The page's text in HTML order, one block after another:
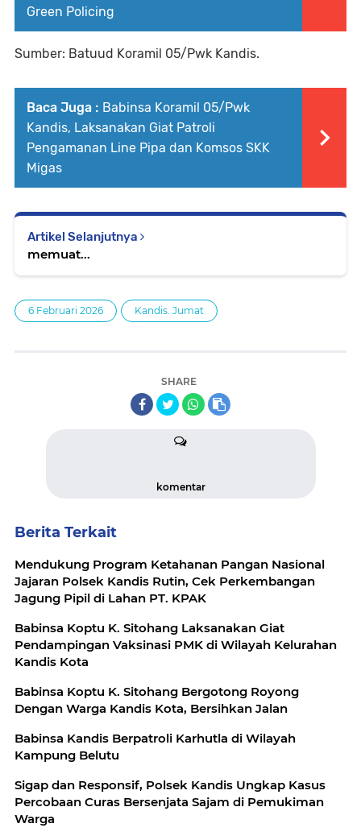
Green Policing
Sumber: Batuud Koramil 05/Pwk Kandis.
Baca Juga : Babinsa Koramil 05/Pwk
Kandis, Laksanakan Giat Patroli
Pengamanan Line Pipa dan Komsos SKK
Migas
Artikel Selanjutnya
memuat...
6 Februari 2026 Kandis. Jumat
SHARE
komentar
Berita Terkait
Mendukung Program Ketahanan Pangan Nasional
Jajaran Polsek Kandis Rutin, Cek Perkembangan
Jagung Pipil di Lahan PT. KPAK
Babinsa Koptu K. Sitohang Laksanakan Giat
Pendampingan Vaksinasi PMK di Wilayah Kelurahan
Kandis Kota
Babinsa Koptu K. Sitohang Bergotong Royong
Dengan Warga Kandis Kota, Bersihkan Jalan
Babinsa Kandis Berpatroli Karhutla di Wilayah
Kampung Belutu
Sigap dan Responsif, Polsek Kandis Ungkap Kasus
Percobaan Curas Bersenjata Sajam di Pemukiman
Warga